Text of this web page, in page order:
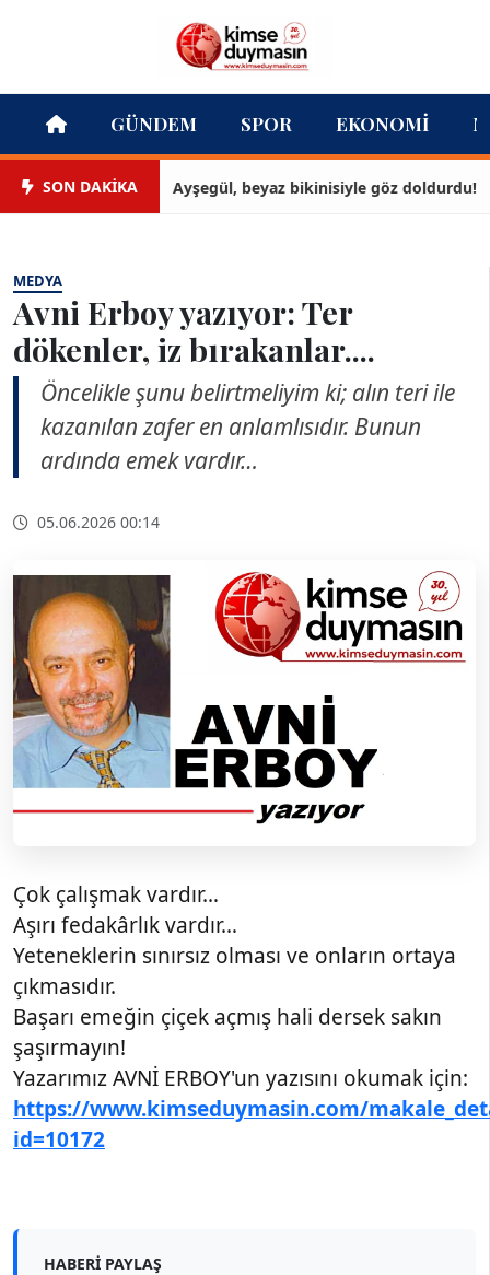
GÜNDEM SPOR EKONOMI
SON DAKİKAAyşegül, beyaz bikinisiyle göz doldurdu!
MEDYA
Avni Erboy yazıyor: Ter
dökenler, iz bırakanlar....
Öncelikle şunu belirtmeliyim ki; alın teri ile
kazanılan zafer en anlamlısıdır. Bunun
ardında emek vardır…
05.06.2026 00:14
Çok çalışmak vardır…
Aşırı fedakârlık vardır…
Yeteneklerin sınırsız olması ve onların ortaya
çıkmasıdır.
Başarı emeğin çiçek açmış hali dersek sakın
şaşırmayın!
Yazarımız AVNİ ERBOY'un yazısını okumak için:
https://www.kimseduymasin.com/
id=10172
HABERI PAYLAŞ